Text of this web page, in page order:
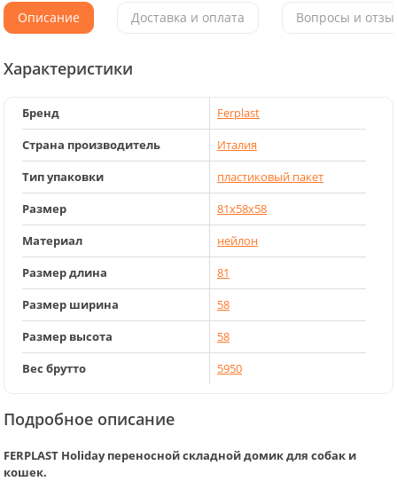
Описание Доставка и оплата Вопросы и
Характеристики
Бренд
Ferplast
Страна производитель
Италия
Тип упаковки
пластиковый пакет
Размер
81x58x58
Материал
нейлон
Размер длина
81
Размер ширина
58
Размер высота
58
Вес брутто
5950
Подробное описание
FERPLAST Holiday переносной складной домик для собак и
кошек.